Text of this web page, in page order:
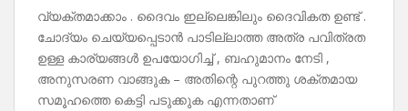
വ്യക്തമാക്കാം . ദൈവം ഇല്ലെങ്കിലും ദൈവികത ഉണ്ട് .
ചോദ്യം ചെയ്യപ്പെടാൻ പാടില്ലാത്ത അത്ര പവിത്രത
ഉള്ള കാര്യങ്ങൾ ഉപയോഗിച്ച് , ബഹുമാനം നേടി ,
അനുസരണ വാങ്ങുക – അതിന്റെ പുറത്തു ശക്തമായ
സമൂഹത്തെ കെട്ടി പടുക്കുക എന്നതാണ്